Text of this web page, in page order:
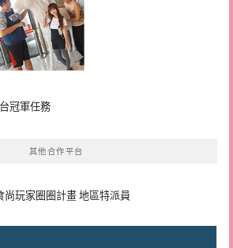
冠軍任務
其他合作平台